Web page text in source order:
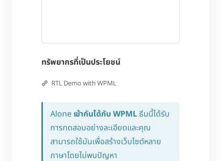
ทรัพยากรที่เป็นประโยชน์
RTL Demo with WPML
Alone เข้ากันได้กับ WPMLธีมนี้ได้รับ
การทดสอบอย่างละเอียดและคุณ
สามารถใช้มันเพื่อสร้างเว็บไซต์หลาย
ภาษาโดยไม่พบปัญหา